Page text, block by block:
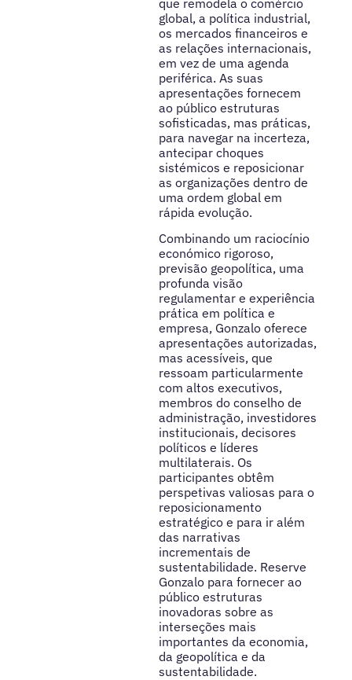
global, a política industrial,
os mercados financeiros e
as relações internacionais,
em vez de uma agenda
periférica. As suas
apresentações fornecem
ao público estruturas
sofisticadas, mas práticas,
para navegar na incerteza,
antecipar choques
sistémicos e reposicionar
as organizações dentro de
uma ordem global em
rápida evolução.
Combinando um raciocínio
económico rigoroso,
previsão geopolítica, uma
profunda visão
regulamentar e experiência
prática em política e
empresa, Gonzalo oferece
apresentações autorizadas,
mas acessíveis, que
ressoam particularmente
com altos executivos,
membros do conselho de
administração, investidores
institucionais, decisores
políticos e líderes
multilaterais. Os
participantes obtêm
perspetivas valiosas para o
reposicionamento
estratégico e para ir além
das narrativas
incrementais de
sustentabilidade. Reserve
Gonzalo para fornecer ao
público estruturas
inovadoras sobre as
interseções mais
importantes da economia,
da geopolítica e da
sustentabilidade.